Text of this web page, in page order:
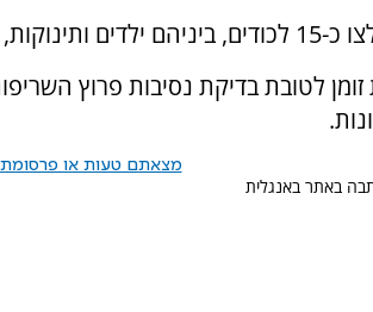
גורמי הרפואה במקום.
זומן לטובת בדיקת נסיבות פרוץ
מצאתם טעות או פרסומת
באתר באנגלית